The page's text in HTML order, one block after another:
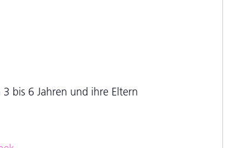
bis 6 Jahren und ihre Eltern